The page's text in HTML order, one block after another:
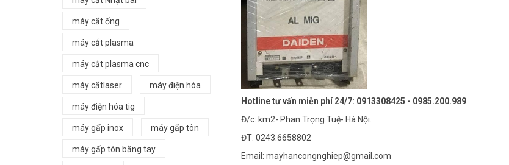
Hotline tư vấn miễn phí 24/7: 0913308425 - 0985.200.989
Đ/c: km2- Phan Trọng Tuệ- Hà Nội.
ĐT: 0243.6658802
Email: mayhancongnghiep@gmail.com
máy cắt ống
máy cắt plasma
máy cắt plasma cnc
máy cắtlaser máy điện hóa
máy điện hóa tig
máy gấp inox máy gấp tôn
máy gấp tôn bằng tay